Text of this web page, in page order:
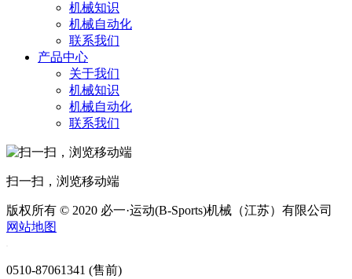
机械知识
机械自动化
联系我们
产品中心
关于我们
机械知识
机械自动化
联系我们
扫一扫，浏览移动端
版权所有 © 2020 必一·运动(B-Sports)机械（江苏）有限公司
网站地图
0510-87061341 (售前)